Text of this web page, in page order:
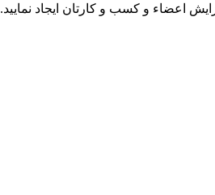
اعضاء و کسب و کارتان ایجاد نمایید.